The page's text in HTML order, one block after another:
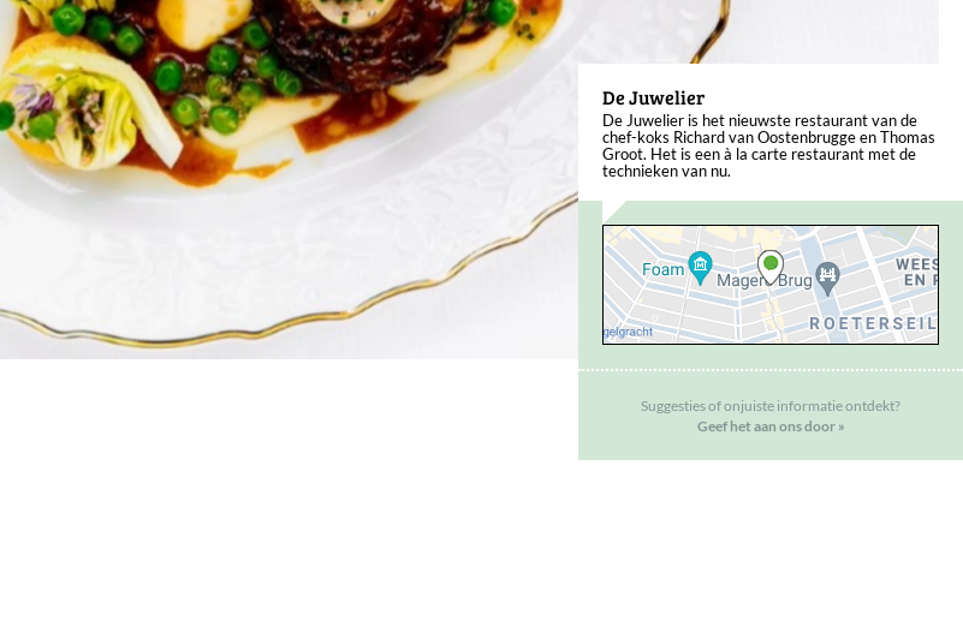
De Juwelier
De Juwelier is het nieuwste restaurant van de
chef-koks Richard van Oostenbrugge en Thomas
Groot. Het is een à la carte restaurant met de
technieken van nu.
Suggesties of onjuiste informatie ontdekt?
Geef het aan ons door »